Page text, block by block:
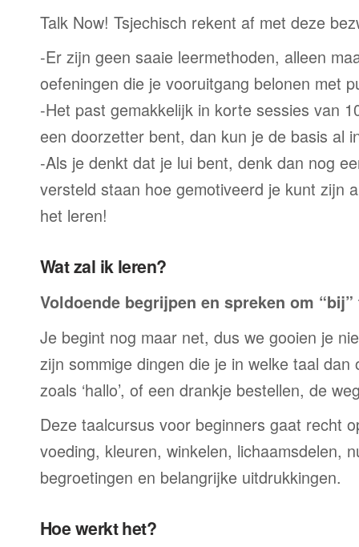
Talk Now! Tsjechisch rekent af met deze
-Er zijn geen saaie leermethoden, alleen
oefeningen die je vooruitgang belonen met
-Het past gemakkelijk in korte sessies van
een doorzetter bent, dan kun je de basis al
-Als je denkt dat je lui bent, denk dan nog
versteld staan hoe gemotiveerd je kunt zijn
het leren!
Wat zal ik leren?
Voldoende begrijpen en spreken om
Je begint nog maar net, dus we gooien je
zijn sommige dingen die je in welke taal dan
zoals ‘hallo’, of een drankje bestellen, de
Deze taalcursus voor beginners gaat recht
voeding, kleuren, winkelen, lichaamsdelen,
begroetingen en belangrijke uitdrukkingen.
Hoe werkt het?